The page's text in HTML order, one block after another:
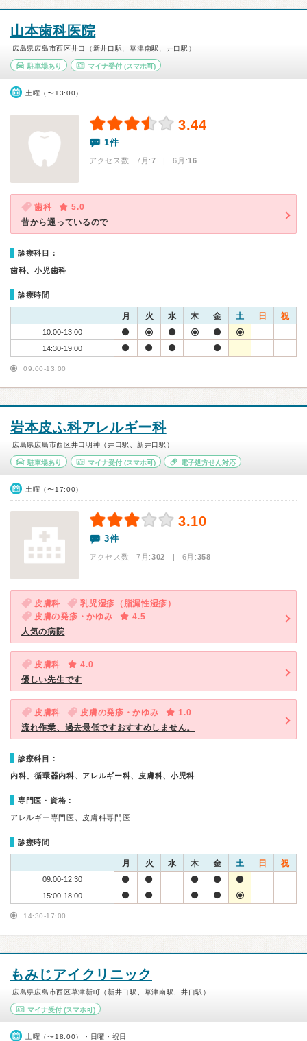
山本歯科医院
広島県広島市西区井口（新井口駅、草津南駅、井口駅）
駐車場あり マイナ受付(スマホ可)
土曜（〜13:00）
3.44
1件
アクセス数 7月:7 | 6月:16
歯科
5.0
昔から通っているので
診療科目：
歯科、小児歯科
診療時間
月 火 水 木 金 土 日 祝
10:00-13:00
14:30-19:00
09:00-13:00
岩本皮ふ科アレルギー科
広島県広島市西区井口明神（井口駅、新井口駅）
駐車場あり マイナ受付(スマホ可) 電子処方せん対応
土曜（〜17:00）
3.10
3件
アクセス数 7月:302 | 6月:358
皮膚科
乳児湿疹（脂漏性湿疹）
皮膚の発疹・かゆみ
4.5
人気の病院
皮膚科
4.0
優しい先生です
皮膚科 皮膚の発疹・かゆみ
1.0
流れ作業、過去最低ですおすすめしません。
診療科目：
内科、循環器内科、アレルギー科、皮膚科、小児科
専門医・資格：
アレルギー専門医、皮膚科専門医
診療時間
月 火 水 木 金 土 日 祝
09:00-12:30
15:00-18:00
14:30-17:00
もみじアイクリニック
広島県広島市西区草津新町（新井口駅、草津南駅、井口駅）
マイナ受付 (スマホ可)
土曜（〜18:00）・日曜・祝日